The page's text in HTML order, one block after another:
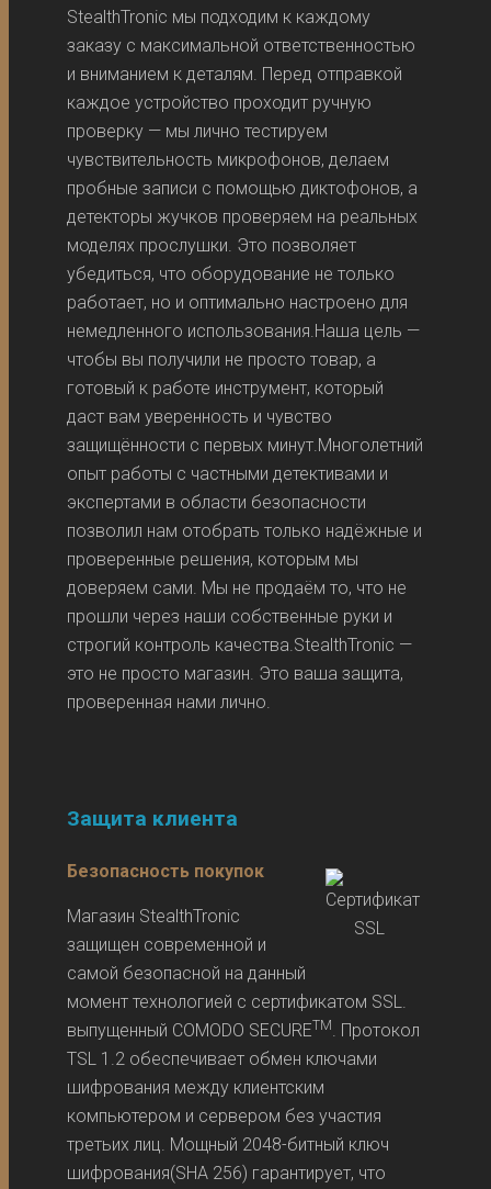
StealthTronic мы подходим к каждому
заказу с максимальной ответственностью
и вниманием к деталям. Перед отправкой
каждое устройство проходит ручную
проверку — мы лично тестируем
чувствительность микрофонов, делаем
пробные записи с помощью диктофонов, а
детекторы жучков проверяем на реальных
моделях прослушки. Это позволяет
убедиться, что оборудование не только
работает, но и оптимально настроено для
немедленного использования.Наша цель —
чтобы вы получили не просто товар, а
готовый к работе инструмент, который
даст вам уверенность и чувство
защищённости с первых минут.Многолетний
опыт работы с частными детективами и
экспертами в области безопасности
позволил нам отобрать только надёжные и
проверенные решения, которым мы
доверяем сами. Мы не продаём то, что не
прошли через наши собственные руки и
строгий контроль качества.StealthTronic —
это не просто магазин. Это ваша защита,
проверенная нами лично.
Защита клиента
Безопасность покупок
Магазин StealthTronic
защищен современной и
самой безопасной на данный
момент технологией с сертификатом SSL.
выпущенный COMODO SECURETM. Протокол
TSL 1.2 обеспечивает обмен ключами
шифрования между клиентским
компьютером и сервером без участия
третьих лиц. Мощный 2048-битный ключ
шифрования(SHA 256) гарантирует, что